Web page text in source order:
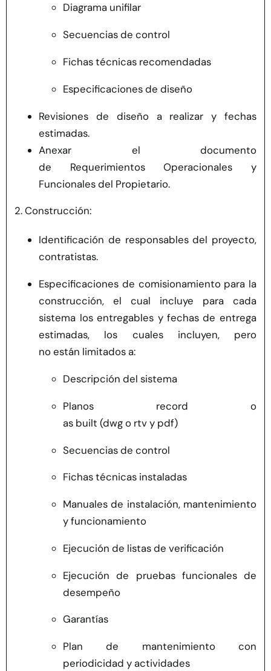
Diagrama unifilar
Secuencias de control
Fichas técnicas recomendadas
Especificaciones de diseño
Revisiones de diseño a realizar y fechas
estimadas.
Anexar el documento
de RequerimientosOperacionales y
Funcionalesdel Propietario.
2. Construcción:
Identificación de responsables del proyecto,
contratistas.
Especificaciones de comisionamiento para la
construcción, el cual incluye para cada
sistema los entregables y fechas de entrega
estimadas, los cuales incluyen, pero
no están limitados a:
Descripción del sistema
Planos record o
as built (dwg o rtv y pdf)
Secuencias de control
Fichas técnicas instaladas
Manuales de instalación, mantenimiento
y funcionamiento
Ejecución de listas de verificación
Ejecución de pruebas funcionales de
desempeño
Garantías
Plan de mantenimiento con
periodicidad y actividades